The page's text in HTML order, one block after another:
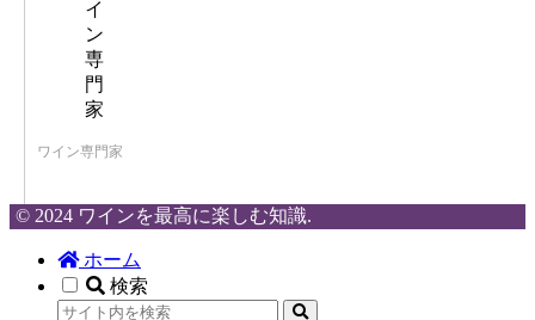
ワイン専門家
© 2024 ワインを最高に楽しむ知識.
ホーム
検索